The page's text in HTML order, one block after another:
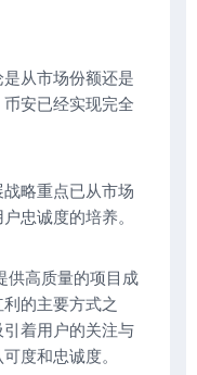
从市场份额还是
安已经实现完全
略重点已从市场
忠诚度的培养。
供高质量的项目成
的主要方式之
着用户的关注与
度和忠诚度。